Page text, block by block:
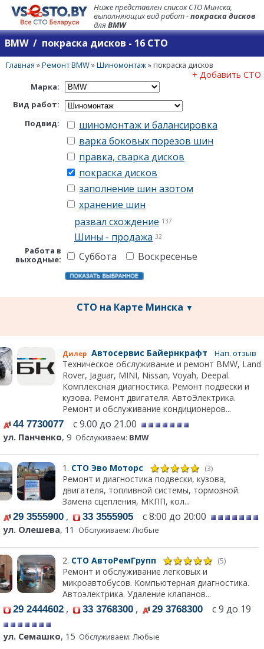
Ниже представлен список СТО Минска,
выполняющих вид работ -покраска дисков
дляBMW
BMW / покраска дисков - 16 СТО
Главная »Ремонт BMW»Шиномонтаж»покраска дисков
+ Добавить СТО
Марка:
Вид работ:
Подвид:
шиномонтаж и балансировка
варка боковых порезов шин
правка, сварка дисков
покраска дисков
заполнение шин азотом
хранение шин
развал схождение 137
Шины - продажа 32
Работа в
выходные:
Суббота Воскресенье
СТО на Карте Минска ▼
Дилер Автосервис Байернкрафт Нап. отзыв
Техническое обслуживание и ремонт BMW, Land
Rover, Jaguar, MINI, Nissan, Voyah, Deepal.
Комплексная диагностика. Ремонт подвески и
кузова. Ремонт двигателя. АвтоЭлектрика.
Ремонт и обслуживание кондиционеров...
44 7730077 с 9.00 до 21.00
ул. Панченко, 9 Обслуживаем: BMW
1. СТО Эво Моторс (3)
Ремонт и диагностика подвески, кузова,
двигателя, топливной системы, тормозной.
Замена сцепления, МКПП, кол...
29 3555900 , 33 3555905 с 8:00 до 20:00
ул. Олешева, 11 Обслуживаем: Любые
2. СТО АвтоРемГрупп (5)
Ремонт и обслуживание легковых и
микроавтобусов. Компьютерная диагностика.
Автоэлектрика. Удаление клапанов...
29 2444602 , 33 3768300 , 29 3768300 с 9 до 19
ул. Семашко, 15 Обслуживаем: Любые